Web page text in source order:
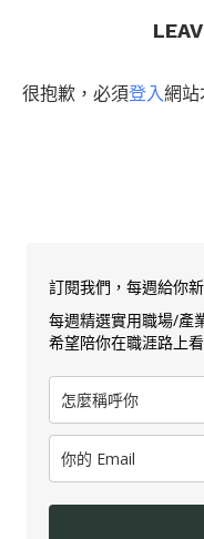
很抱歉，必須登入網站
訂閱我們，每週給你
每週精選實用職場/產
希望陪你在職涯路上